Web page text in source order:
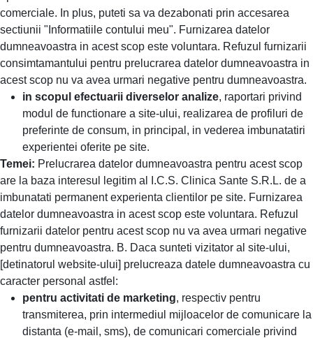
comerciale. In plus, puteti sa va dezabonati prin accesarea
sectiunii "Informatiile contului meu". Furnizarea datelor
dumneavoastra in acest scop este voluntara. Refuzul furnizarii
consimtamantului pentru prelucrarea datelor dumneavoastra in
acest scop nu va avea urmari negative pentru dumneavoastra.
in scopul efectuarii diverselor analize, raportari privind
modul de functionare a site-ului, realizarea de profiluri de
preferinte de consum, in principal, in vederea imbunatatiri
experientei oferite pe site.
Temei: Prelucrarea datelor dumneavoastra pentru acest scop
are la baza interesul legitim al I.C.S. Clinica Sante S.R.L. de a
imbunatati permanent experienta clientilor pe site. Furnizarea
datelor dumneavoastra in acest scop este voluntara. Refuzul
furnizarii datelor pentru acest scop nu va avea urmari negative
pentru dumneavoastra. B. Daca sunteti vizitator al site-ului,
[detinatorul website-ului] prelucreaza datele dumneavoastra cu
caracter personal astfel:
pentru activitati de marketing, respectiv pentru
transmiterea, prin intermediul mijloacelor de comunicare la
distanta (e-mail, sms), de comunicari comerciale privind